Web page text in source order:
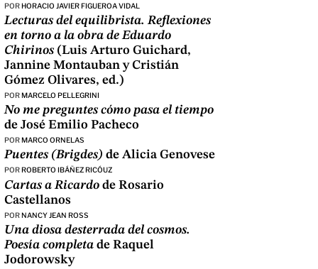
PORHORACIO JAVIER FIGUEROA VIDAL
Lecturas del equilibrista. Reflexiones
en torno a la obra de Eduardo
Chirinos (Luis Arturo Guichard,
Jannine Montauban y Cristián
Gómez Olivares, ed.)
PORMARCELO PELLEGRINI
No me preguntes cómo pasa el tiempo
de José Emilio Pacheco
POR MARCO ORNELAS
Puentes (Brigdes) de Alicia Genovese
POR ROBERTO IBÁÑEZ RICÓUZ
Cartas a Ricardo de Rosario
Castellanos
PORNANCY JEAN ROSS
Una diosa desterrada del cosmos.
Poesía completa de Raquel
Jodorowsky